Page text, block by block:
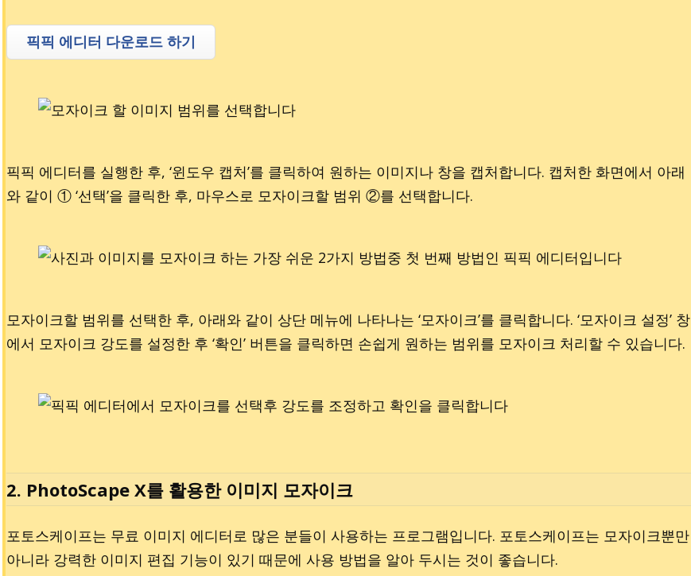
픽픽 에디터 다운로드 하기
픽픽 에디터를 실행한 후, ‘윈도우 캡처’를 클릭하여 원하는 이미지나 창을 캡처합니다. 캡처한 화면에서 아래
와 같이 ① ‘선택’을 클릭한 후, 마우스로 모자이크할 범위 ②를 선택합니다.
모자이크할 범위를 선택한 후, 아래와 같이 상단 메뉴에 나타나는 ‘모자이크’를 클릭합니다. ‘모자이크 설정’ 창
에서 모자이크 강도를 설정한 후 ‘확인’ 버튼을 클릭하면 손쉽게 원하는 범위를 모자이크 처리할 수 있습니다.
2. PhotoScape X를 활용한 이미지 모자이크
포토스케이프는 무료 이미지 에디터로 많은 분들이 사용하는 프로그램입니다. 포토스케이프는 모자이크뿐만
아니라 강력한 이미지 편집 기능이 있기 때문에 사용 방법을 알아 두시는 것이 좋습니다.